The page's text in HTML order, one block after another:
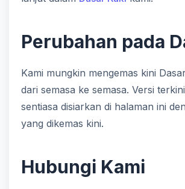
Perubahan pada
Kami mungkin mengemas kini
dari semasa ke semasa. Versi
sentiasa disiarkan di halaman ini
yang dikemas kini.
Hubungi Kami